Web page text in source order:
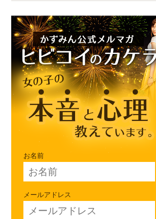
お名前
メールアドレス